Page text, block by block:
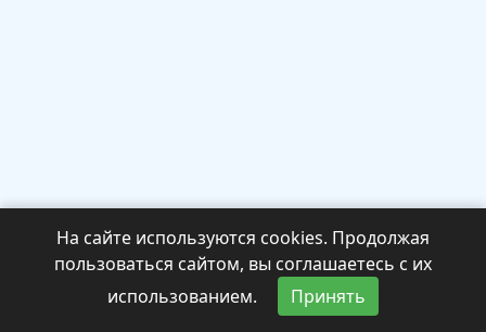
На сайте используются cookies. Продолжая
пользоваться сайтом, вы соглашаетесь с их
использованием.
Принять